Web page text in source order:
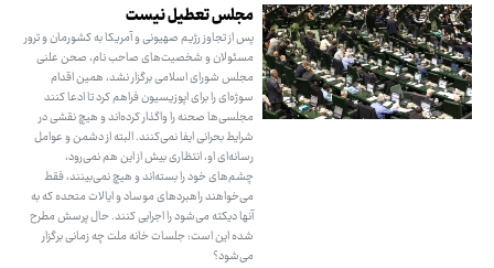
مجلس تعطیل نیست
پس از تجاوز رژیم صهیونی و آمریکا به کشورمان و ترور
مسئولان و شخصیت‌های صاحب نام، صحن علنی
مجلس شورای اسلامی برگزار نشد، همین اقدام
سوژه‌ای را برای اپوزیسیون فراهم کرد تا ادعا کنند
مجلسی‌ها صحنه را واگذار کرده‌اند و هیچ نقشی در
شرایط بحرانی ایفا نمی‌کنند. البته از دشمن و عوامل
رسانه‌ای او، انتظاری بیش از این هم نمی‌رود،
چشم‌های خود را بسته‌اند و هیچ نمی‌بینند، فقط
می‌خواهند راهبردهای موساد و ایالات متحده که به
آنها دیکته می‌شود را اجرایی کنند. حال پرسش مطرح
شده این است: جلسات خانه ملت چه زمانی برگزار
می‌شود؟